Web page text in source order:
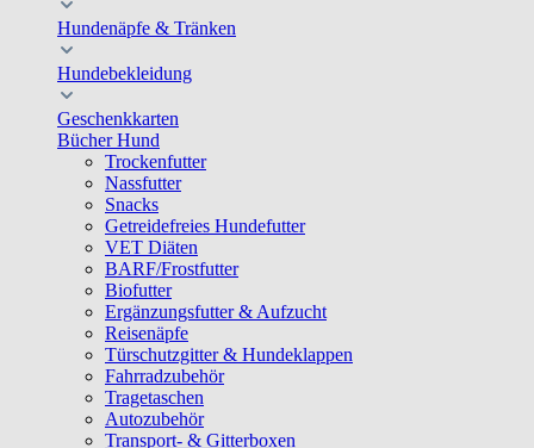
Hundenäpfe & Tränken
Hundebekleidung
Geschenkkarten
Bücher Hund
Trockenfutter
Nassfutter
Snacks
Getreidefreies Hundefutter
VET Diäten
BARF/Frostfutter
Biofutter
Ergänzungsfutter & Aufzucht
Reisenäpfe
Türschutzgitter & Hundeklappen
Fahrradzubehör
Tragetaschen
Autozubehör
Transport- & Gitterboxen